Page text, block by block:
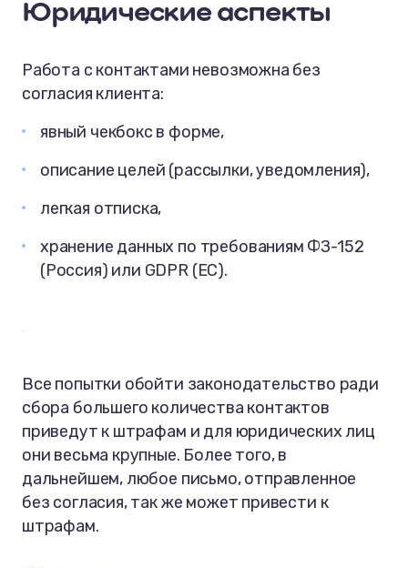
Юридические аспекты
Работа с контактами невозможна без
согласия клиента:
явный чекбокс в форме,
описание целей (рассылки, уведомления),
легкая отписка,
хранение данных по требованиям ФЗ-152
(Россия) или GDPR (ЕС).
Все попытки обойти законодательство ради
сбора большего количества контактов
приведут к штрафам и для юридических лиц
они весьма крупные. Более того, в
дальнейшем, любое письмо, отправленное
без согласия, так же может привести к
штрафам.